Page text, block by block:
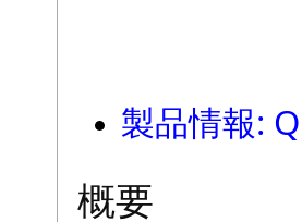
製品情報:
概要